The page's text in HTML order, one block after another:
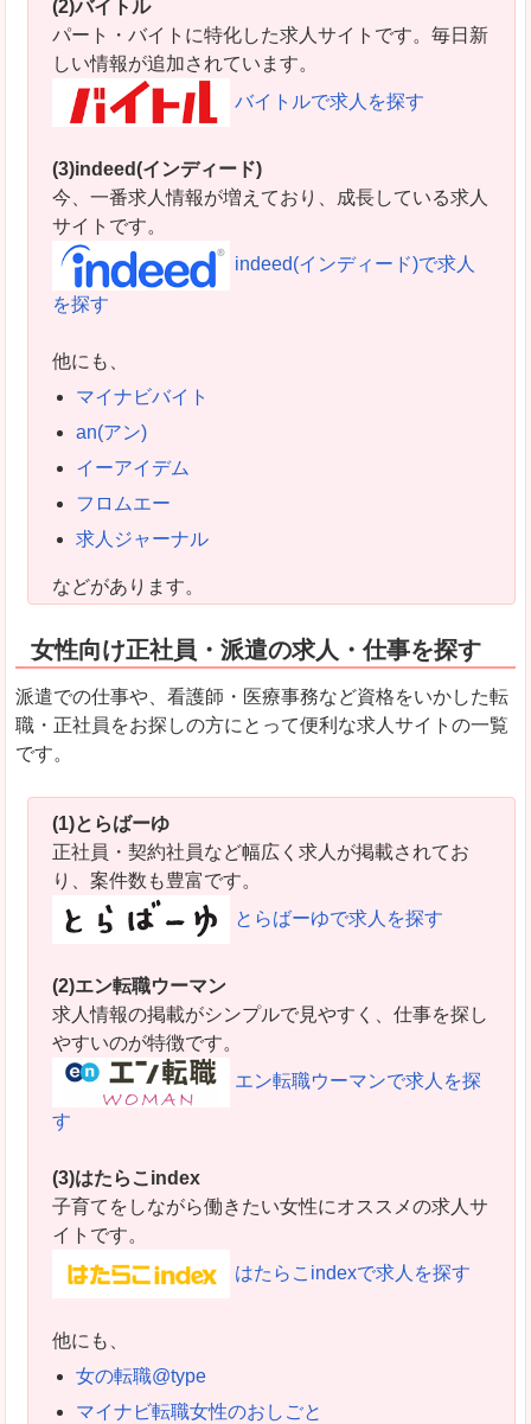
(2)バイトル
パート・バイトに特化した求人サイトです。毎日新
しい情報が追加されています。
バイトルで求人を探す
(3)indeed(インディード)
今、一番求人情報が増えており、成長している求人
サイトです。
indeed(インディード)で求人
を探す
他にも、
マイナビバイト
an(アン)
イーアイデム
フロムエー
求人ジャーナル
などがあります。
女性向け正社員・派遣の求人・仕事を探す
派遣での仕事や、看護師・医療事務など資格をいかした転
職・正社員をお探しの方にとって便利な求人サイトの一覧
です。
(1)とらばーゆ
正社員・契約社員など幅広く求人が掲載されてお
り、案件数も豊富です。
とらばーゆで求人を探す
(2)エン転職ウーマン
求人情報の掲載がシンプルで見やすく、仕事を探し
やすいのが特徴です。
エン転職ウーマンで求人を探
す
(3)はたらこindex
子育てをしながら働きたい女性にオススメの求人サ
イトです。
はたらこindexで求人を探す
他にも、
女の転職@type
マイナビ転職女性のおしごと